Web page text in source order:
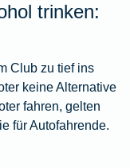
trinken:
Club zu tief ins
keine Alternative
fahren, gelten
für Autofahrende.